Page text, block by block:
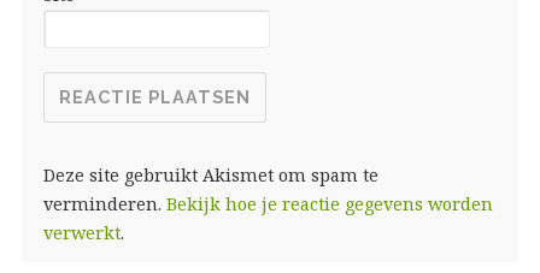
Deze site gebruikt Akismet om spam te
verminderen. Bekijk hoe je reactie gegevens worden
verwerkt.